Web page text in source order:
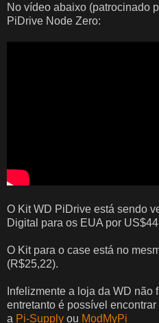
No vídeo abaixo (patrocinado
PiDrive Node Zero:
O Kit WD PiDrive está sendo
Digital para os EUA por US
O Kit para o case está no
(R$25,22).
Infelizmente a loja da WD não
entretanto é possível
a Pi-Supply ou ModMyPi